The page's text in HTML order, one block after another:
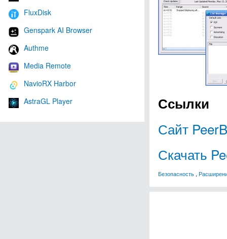
FluxDisk
Genspark AI Browser
Authme
Media Remote
NavioRX Harbor
AstraGL Player
Ссылки
Сайт
Скачать
Безопасность ,